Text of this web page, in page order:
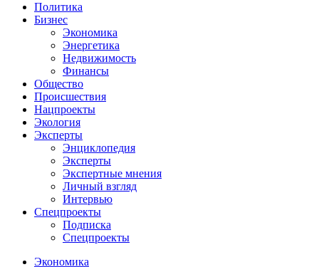
Политика
Бизнес
Экономика
Энергетика
Недвижимость
Финансы
Общество
Происшествия
Нацпроекты
Экология
Эксперты
Энциклопедия
Эксперты
Экспертные мнения
Личный взгляд
Интервью
Спецпроекты
Подписка
Спецпроекты
Экономика